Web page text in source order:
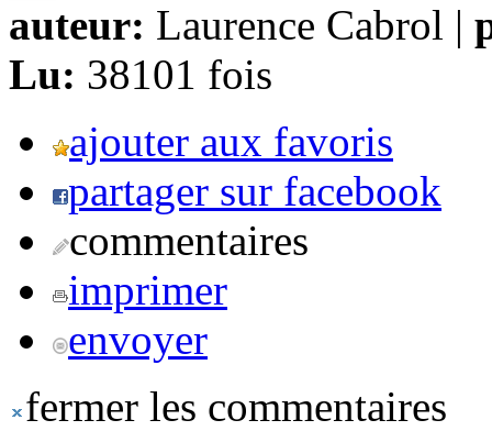
auteur: Laurence Cabrol |
Lu: 38101 fois
ajouter aux favoris
partager sur facebook
commentaires
imprimer
envoyer
fermer les commentaires